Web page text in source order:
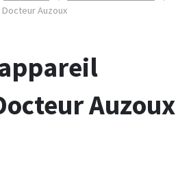
Auzoux
Auzoux